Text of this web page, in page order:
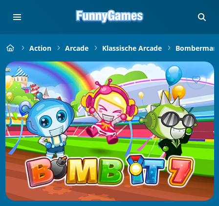
Action Arcade Klassische Arcade Bomberman